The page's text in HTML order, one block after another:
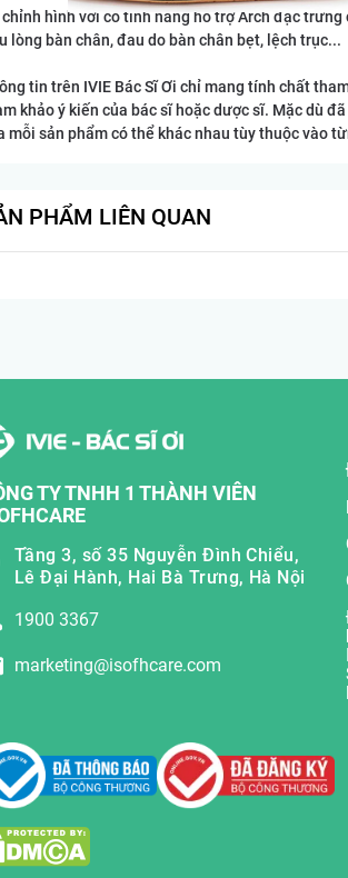
hình với có tính năng hỗ trợ Arch đặc
lòng bàn chân, đau do bàn chân bẹt, lệch trục...
tin trên IVIE Bác Sĩ Ơi chỉ mang tính chất
khảo ý kiến của bác sĩ hoặc dược sĩ. Mặc dù
mỗi sản phẩm có thể khác nhau tùy thuộc vào
PHẨM LIÊN QUAN
TY TNHH 1 THÀNH VIÊN
Tầng 3, số 35 Nguyễn Đình Chiểu,
Lê Đại Hành, Hai Bà Trưng, Hà Nội
1900 3367
marketing@isofhcare.com